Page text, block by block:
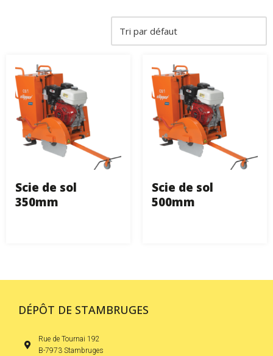
Scie de sol
350mm
Scie de sol
500mm
DÉPÔT DE STAMBRUGES
Rue de Tournai 192
B-7973 Stambruges